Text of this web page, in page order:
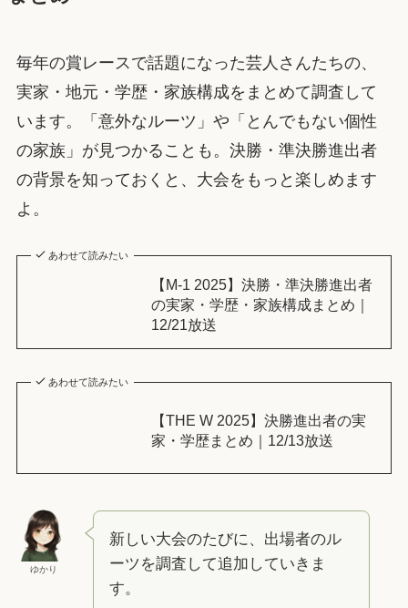
毎年の賞レースで話題になった芸人さんたちの、
実家・地元・学歴・家族構成をまとめて調査して
います。「意外なルーツ」や「とんでもない個性
の家族」が見つかることも。決勝・準決勝進出者
の背景を知っておくと、大会をもっと楽しめます
よ。
あわせて読みたい
【M-1 2025】決勝・準決勝進出者
の実家・学歴・家族構成まとめ｜
12/21放送
あわせて読みたい
【THE W 2025】決勝進出者の実
家・学歴まとめ｜12/13放送
ゆかり
新しい大会のたびに、出場者のル
ーツを調査して追加していきま
す。